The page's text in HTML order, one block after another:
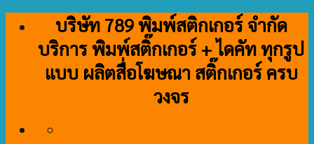
content
บริษัท 789 พิมพ์สติกเกอร์ จำกัด
บริการ พิมพ์สติ๊กเกอร์ + ไดคัท ทุกรูป
แบบ ผลิตสื่อโฆษณา สติ๊กเกอร์ ครบ
วงจร